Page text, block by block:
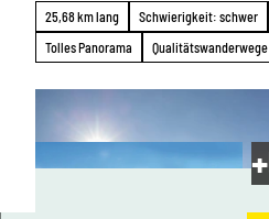
25,68 km lang Schwierigkeit: schwer
Tolles Panorama
Qualitätswanderwege